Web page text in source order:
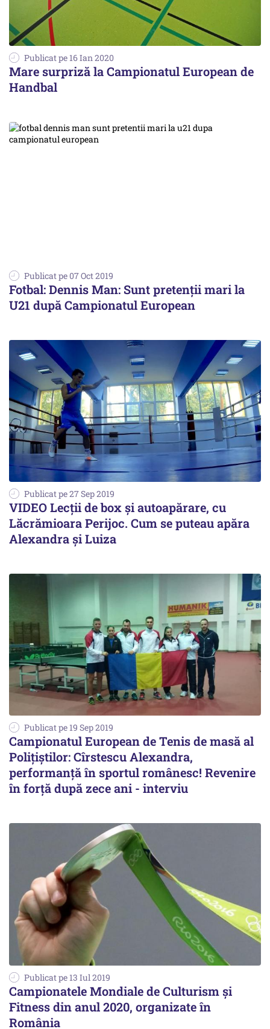
Publicat pe 16 Ian 2020
Mare surpriză la Campionatul European de
Handbal
Publicat pe 07 Oct 2019
Fotbal: Dennis Man: Sunt pretenţii mari la
U21 după Campionatul European
Publicat pe 27 Sep 2019
VIDEO Lecții de box și autoapărare, cu
Lăcrămioara Perijoc. Cum se puteau apăra
Alexandra și Luiza
Publicat pe 19 Sep 2019
Campionatul European de Tenis de masă al
Polițiștilor: Cîrstescu Alexandra,
performanță în sportul românesc! Revenire
în forță după zece ani - interviu
Publicat pe 13 Iul 2019
Campionatele Mondiale de Culturism şi
Fitness din anul 2020, organizate în
România